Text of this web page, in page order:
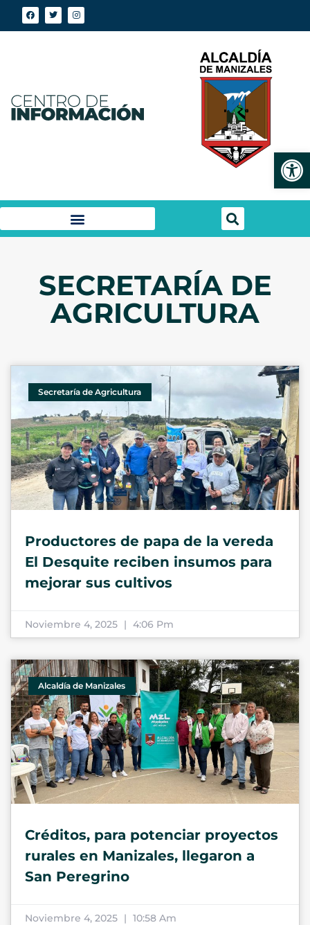
SECRETARÍA DE
AGRICULTURA
Secretaría de Agricultura
Productores de papa de la vereda
El Desquite reciben insumos para
mejorar sus cultivos
Noviembre 4, 2025 4:06 Pm
Alcaldía de Manizales
Créditos, para potenciar proyectos
rurales en Manizales, llegaron a
San Peregrino
Noviembre 4, 2025 10:58 Am